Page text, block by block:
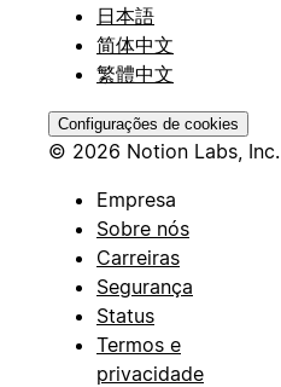
日本語
简体中文
繁體中文
Configurações de cookies
© 2026 Notion Labs, Inc.
Empresa
Sobre nós
Carreiras
Segurança
Status
Termos e
privacidade